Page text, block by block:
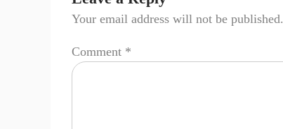
Your email address will not be published.
Comment *